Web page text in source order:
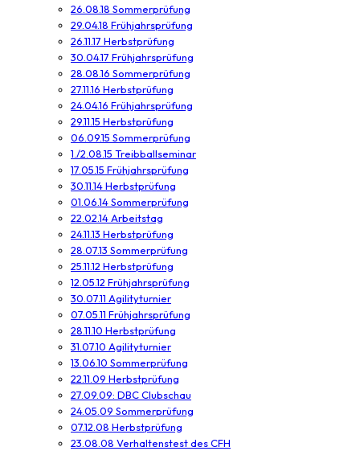
26.08.18 Sommerprüfung
29.04.18 Frühjahrsprüfung
26.11.17 Herbstprüfung
30.04.17 Frühjahrsprüfung
28.08.16 Sommerprüfung
27.11.16 Herbstprüfung
24.04.16 Frühjahrsprüfung
29.11.15 Herbstprüfung
06.09.15 Sommerprüfung
1./2.08.15 Treibballseminar
17.05.15 Frühjahrsprüfung
30.11.14 Herbstprüfung
01.06.14 Sommerprüfung
22.02.14 Arbeitstag
24.11.13 Herbstprüfung
28.07.13 Sommerprüfung
25.11.12 Herbstprüfung
12.05.12 Frühjahrsprüfung
30.07.11 Agilityturnier
07.05.11 Frühjahrsprüfung
28.11.10 Herbstprüfung
31.07.10 Agilityturnier
13.06.10 Sommerprüfung
22.11.09 Herbstprüfung
27.09.09: DBC Clubschau
24.05.09 Sommerprüfung
07.12.08 Herbstprüfung
23.08.08 Verhaltenstest des CFH